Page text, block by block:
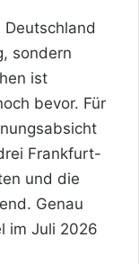
Deutschland
sondern
ist
bevor. Für
Frankfurt-
und die
Genau
im Juli 2026